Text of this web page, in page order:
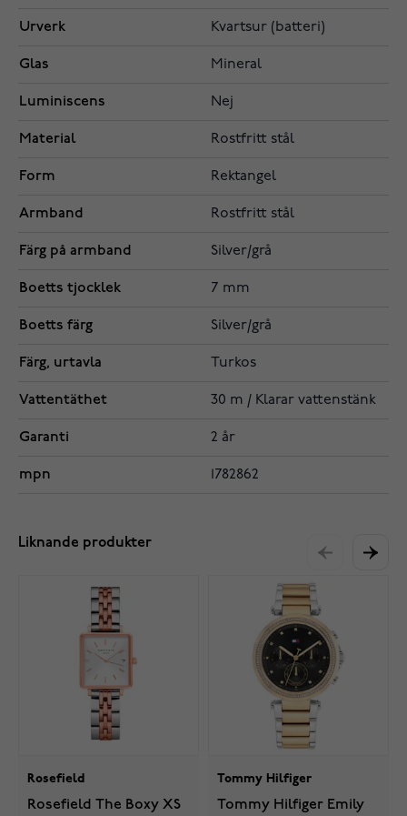
Urverk Kvartsur (batteri)
Glas Mineral
Luminiscens Nej
Material Rostfritt stål
Form Rektangel
Armband Rostfritt stål
Färg på armband Silver/grå
Boetts tjocklek 7 mm
Boetts färg Silver/grå
Färg, urtavla Turkos
Vattentäthet 30 m / Klarar vattenstänk
Garanti 2 år
mpn 1782862
Liknande produkter
Rosefield
Rosefield The Boxy XS
Tommy Hilfiger
Tommy Hilfiger Emily